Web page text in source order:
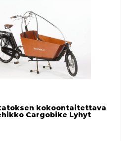
kokoontaitettava
Cargobike Lyhyt